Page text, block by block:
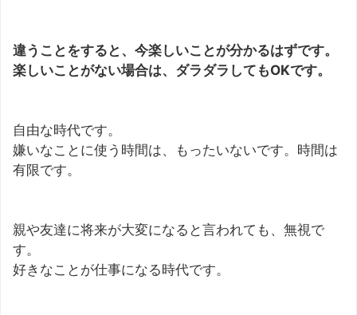
違うことをすると、今楽しいことが分かるはずです。
楽しいことがない場合は、ダラダラしてもOKです。
自由な時代です。
嫌いなことに使う時間は、もったいないです。時間は
有限です。
親や友達に将来が大変になると言われても、無視で
す。
好きなことが仕事になる時代です。